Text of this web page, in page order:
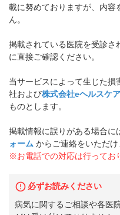
載に努めておりますが、内容
ん。
掲載されている医院を受診さ
に直接ご確認ください。
当サービスによって生じた損
社および株式会社eヘルスケア
ものとします。
掲載情報に誤りがある場合に
ォーム からご連絡をいただけ
※お電話での対応は行ってお
必ずお読みください
病気に関するご相談や各医